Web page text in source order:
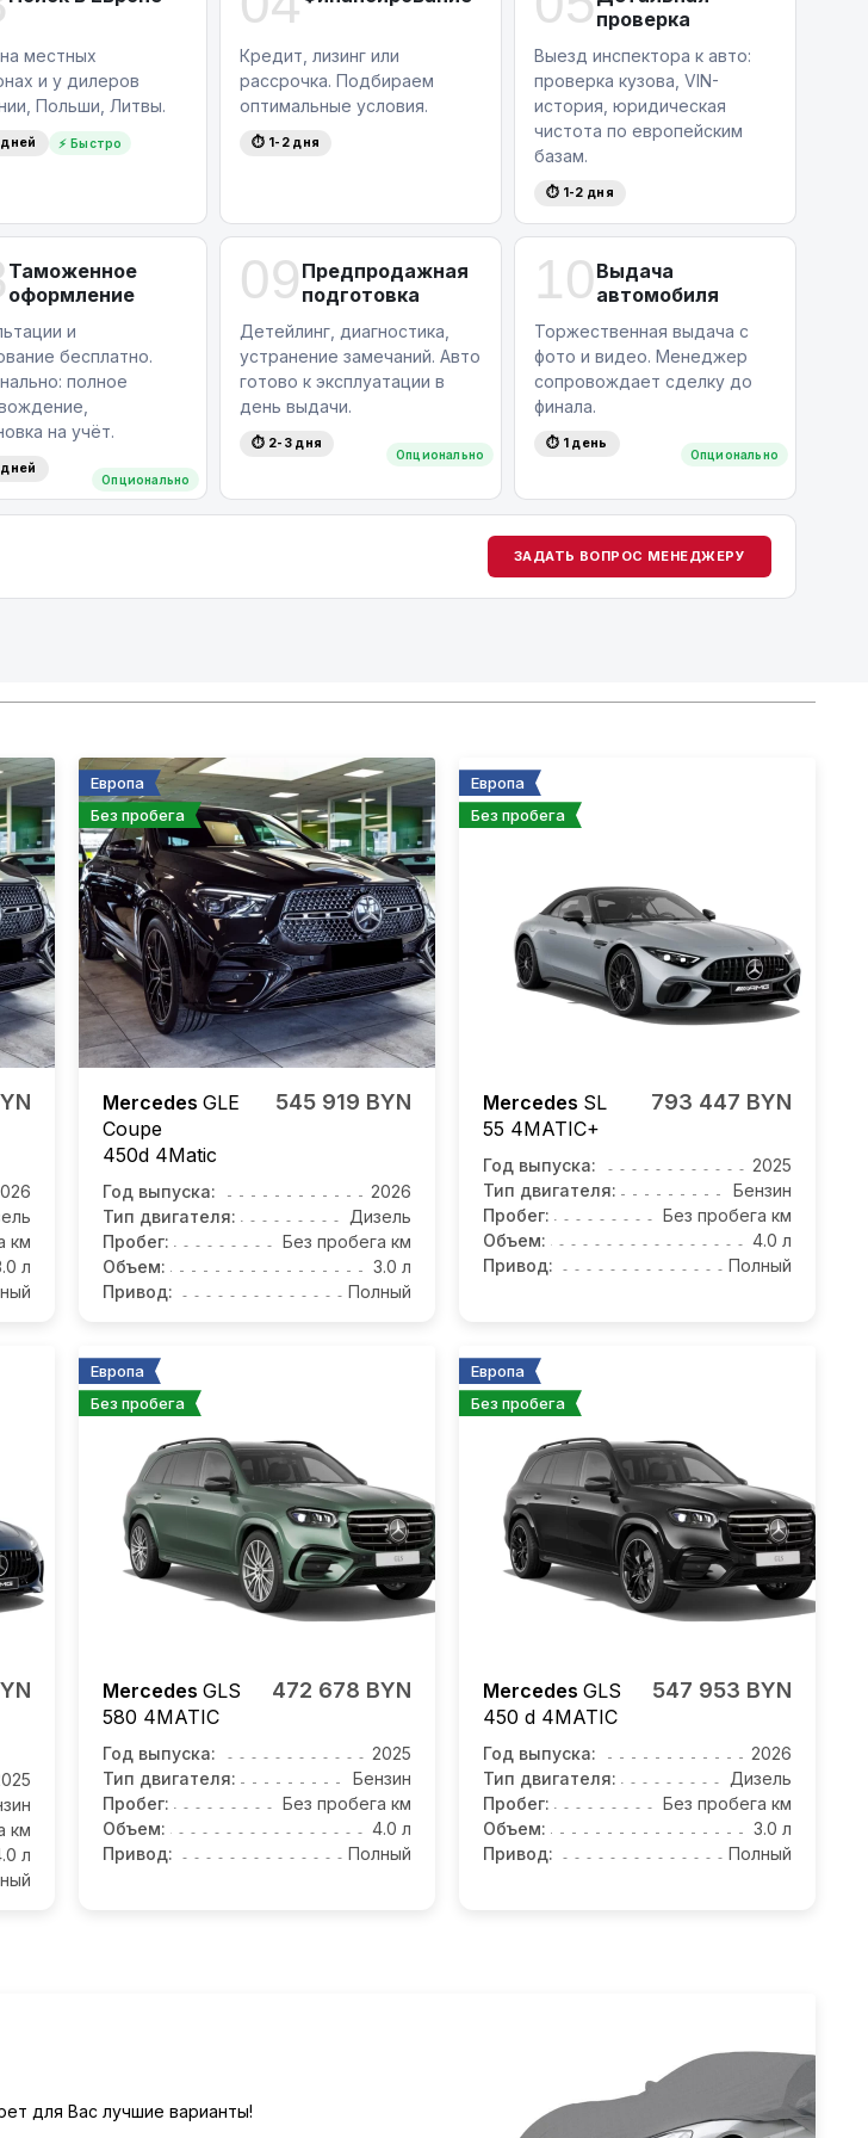
и наши
прямо сейчас
местных
и у дилеров
Польши, Литвы.
⚡ Быстро
Кредит, лизинг или
рассрочка. Подбираем
оптимальные условия.
⏱ 1-2 дня
проверка
Выезд инспектора к авто:
проверка кузова, VIN-
история, юридическая
чистота по европейским
базам.
⏱ 1-2 дня
Таможенное
оформление
Опционально
и
бесплатно.
полное
на учёт.
09 Предпродажная
подготовка
Опционально
Детейлинг, диагностика,
устранение замечаний. Авто
готово к эксплуатации в
день выдачи.
⏱ 2-3 дня
10 Выдача
автомобиля
Опционально
Торжественная выдача с
фото и видео. Менеджер
сопровождает сделку до
финала.
⏱ 1 день
ЗАДАТЬ ВОПРОС МЕНЕДЖЕРУ
км
л
Европа
Без пробега
Mercedes GLE
Coupe
450d 4Matic
545 919 BYN
Год выпуска:
2026
Тип двигателя:
Дизель
Пробег:
Без пробега км
Объем:
3.0 л
Привод:
Полный
Европа
Без пробега
Mercedes SL
55 4MATIC+
793 447 BYN
Год выпуска:
2025
Тип двигателя:
Бензин
Пробег:
Без пробега км
Объем:
4.0 л
Привод:
Полный
км
л
Европа
Без пробега
Mercedes GLS
580 4MATIC
472 678 BYN
Год выпуска:
2025
Тип двигателя:
Бензин
Пробег:
Без пробега км
Объем:
4.0 л
Привод:
Полный
Европа
Без пробега
Mercedes GLS
450 d 4MATIC
547 953 BYN
Год выпуска:
2026
Тип двигателя:
Дизель
Пробег:
Без пробега км
Объем:
3.0 л
Привод:
Полный
для Вас лучшие варианты!